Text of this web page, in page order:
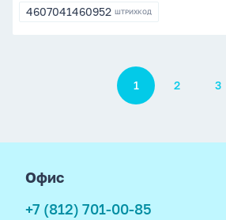
4607041460952
4607041460952 ШТРИХКОД
1 2 3
Офис
+7 (812) 701-00-85